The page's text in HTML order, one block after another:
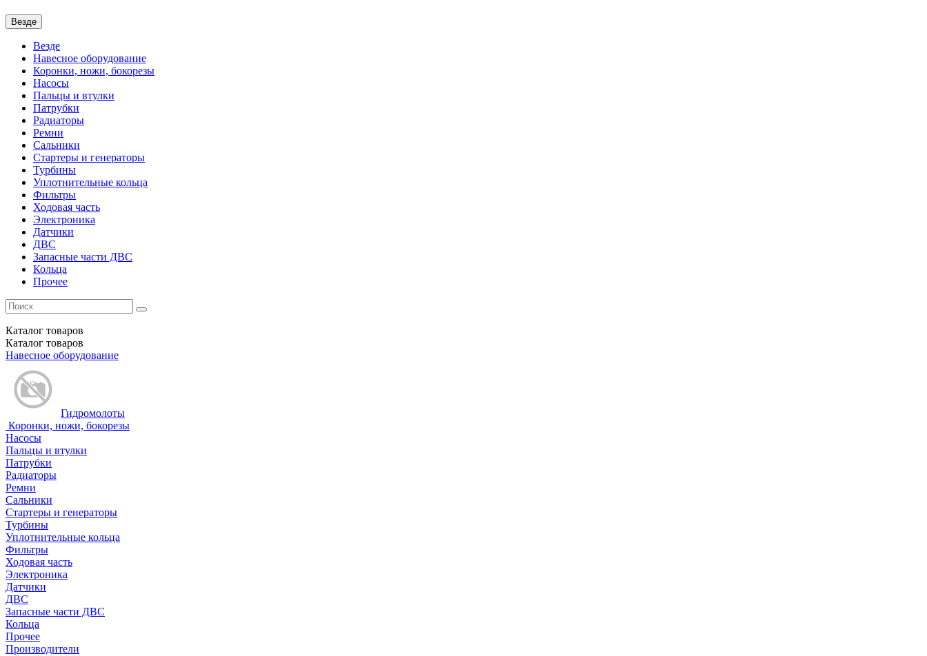
Везде
Везде
Навесное оборудование
Коронки, ножи, бокорезы
Насосы
Пальцы и втулки
Патрубки
Радиаторы
Ремни
Сальники
Стартеры и генераторы
Турбины
Уплотнительные кольца
Фильтры
Ходовая часть
Электроника
Датчики
ДВС
Запасные части ДВС
Кольца
Прочее
Каталог товаров
Каталог товаров
Навесное оборудование
Гидромолоты
Коронки, ножи, бокорезы
Насосы
Пальцы и втулки
Патрубки
Радиаторы
Ремни
Сальники
Стартеры и генераторы
Турбины
Уплотнительные кольца
Фильтры
Ходовая часть
Электроника
Датчики
ДВС
Запасные части ДВС
Кольца
Прочее
Производители